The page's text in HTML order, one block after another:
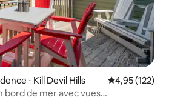
⋅ Kill Devil Hills Évaluation
4,95 (122)
bord de mer avec vues